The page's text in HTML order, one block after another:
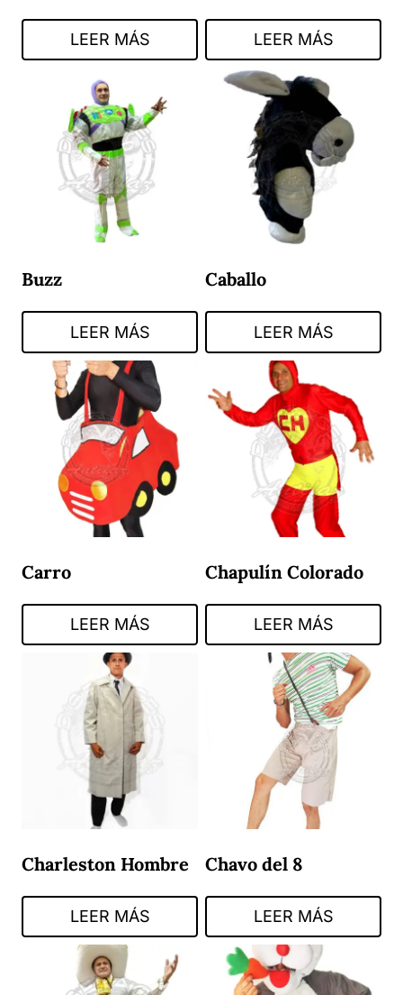
LEER MÁS LEER MÁS
Buzz
LEER MÁS
Caballo
LEER MÁS
Carro
LEER MÁS
Chapulín Colorado
LEER MÁS
Charleston Hombre
LEER MÁS
Chavo del 8
LEER MÁS